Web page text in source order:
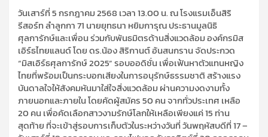
วันเสาร์ที่ 5 กรกฎาคม 2568 เวลา 13.00 น. ณ โรงแรมเอ็นสิริ
รีสอร์ท ลำลูกกา 71 นายยุทธนา หยิมการุณ ประธานมูลนิธิ
ศุลการักษ์และเพื่อน ร่วมกับพันธมิตรด้านสิ่งแวดล้อม องค์กรมิส
เอิร์ธไทยแลนด์ โดย ดร.น้อง สิริกานต์ อ้นสนกราน จัดประกวด
“มิสเอิร์ธศุลการักษ์ 2025” รอบออดิชั่น เพื่อเฟ้นหาตัวแทนหญิง
ไทยที่พร้อมเป็นกระบอกเสียงในการอนุรักษ์ธรรมชาติ สร้างแรง
บันดาลใจให้สังคมหันมาใส่ใจสิ่งแวดล้อม ผ่านความงดงามทั้ง
ภายนอกและภายใน โดยคัดผู้สมัคร 50 คน จากทั่วประเทศ เหลือ
20 คน เพื่อคัดเลือกสาวงามรักษ์โลกให้เหลือเพียงแค่ 15 ท่าน
สุดท้าย ที่จะเข้าสู่รอบการเก็บตัวในระหว่างวันที่ วันพฤหัสบดีที่ 17 –